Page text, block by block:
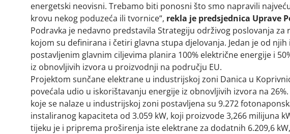
energetski neovisni. Trebamo biti ponosni što smo napravili
krovu nekog poduzeća ili tvornice“, rekla je predsjednica Uprave
Podravka je nedavno predstavila Strategiju održivog poslovanja za
kojom su definirana i četiri glavna stupa djelovanja. Jedan je od njih
postavljenim glavnim ciljevima planira 100% električne energije i
iz obnovljivih izvora u proizvodnji na području EU.
Projektom sunčane elektrane u industrijskoj zoni Danica u
povećala udio u iskorištavanju energije iz obnovljivih izvora na
koje se nalaze u industrijskoj zoni postavljena su 9.272
instaliranog kapaciteta od 3.059 kW, koji proizvode 3,266 milijuna
tijeku je i priprema proširenja iste elektrane za dodatnih 6.209,6